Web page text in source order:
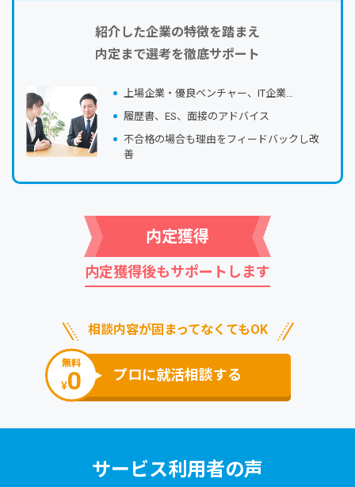
紹介した企業の特徴を踏まえ
内定まで選考を徹底サポート
上場企業・優良ベンチャー、IT企業…
履歴書、ES、⾯接のアドバイス
不合格の場合も理由をフィードバックし改
善
内定獲得
内定獲得後もサポートします
相談内容が固まってなくてもOK
無料
¥0 プロに就活相談する
サービス利⽤者の声